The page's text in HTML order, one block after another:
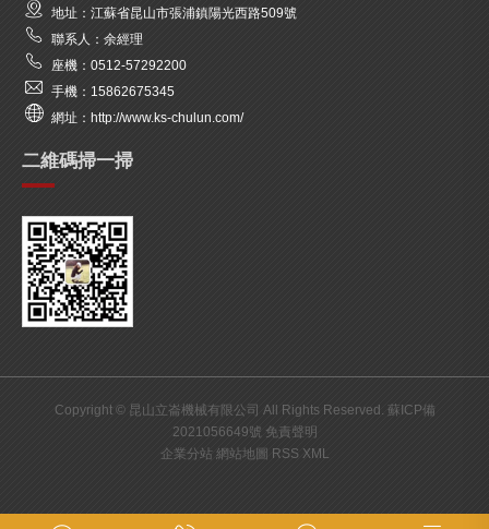
地址：江蘇省昆山市張浦鎮陽光西路509號
聯系人：余經理
座機：0512-57292200
手機：15862675345
網址：http://www.ks-chulun.com/
二維碼掃一掃
Copyright © 昆山立崙機械有限公司 All Rights Reserved. 蘇ICP備
2021056649號 免責聲明
企業分站 網站地圖 RSS XML